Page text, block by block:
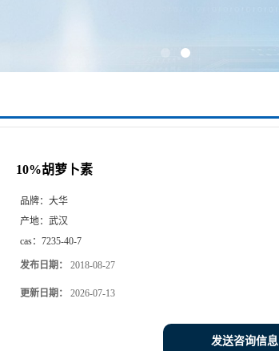
10%胡萝卜素
品牌： 大华
产地： 武汉
cas： 7235-40-7
发布日期： 2018-08-27
更新日期： 2026-07-13
发送咨询信息